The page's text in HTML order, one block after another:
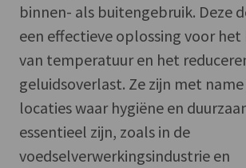
binnen- als buitengebruik. Deze
een effectieve oplossing voor het
van temperatuur en het
geluidsoverlast. Ze zijn met
locaties waar hygiëne en
essentieel zijn, zoals in de
voedselverwerkingsindustrie en